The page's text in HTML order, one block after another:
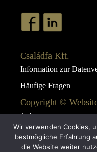
Családfa Kft.
Information zur
Häufige Fragen
Copyright ©
Juda
Webdesign:
AB Design
Wir verwenden Cookies,
bestmögliche Erfahrung
die Website weiter